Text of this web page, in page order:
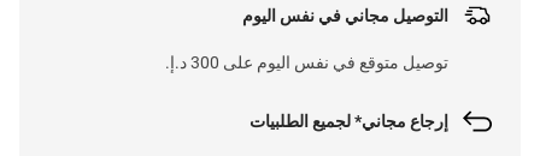
التوصيل مجاني في نفس اليوم
توصيل متوقع في نفس اليوم على 300 د.إ.
إرجاع مجاني* لجميع الطلبيات